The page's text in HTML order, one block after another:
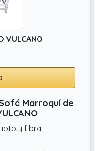
VULCANO
Marroquí de
y fibra